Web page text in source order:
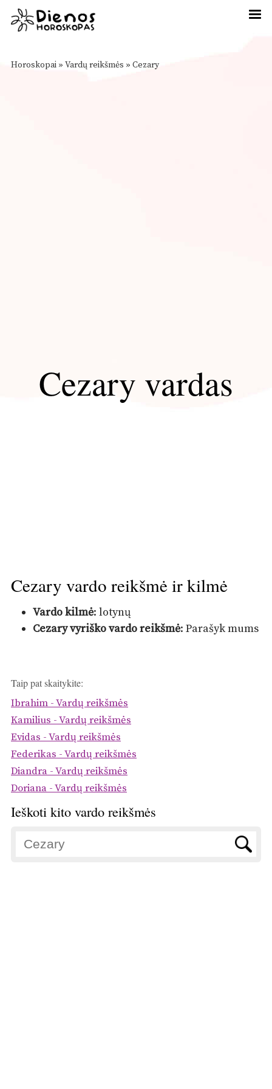
Horoskopai » Vardų reikšmės » Cezary
Cezary vardas
Cezary vardo reikšmė ir kilmė
Vardo kilmė: lotynų
Cezary vyriško vardo reikšmė: Parašyk mums
Taip pat skaitykite:
Ibrahim - Vardų reikšmės
Kamilius - Vardų reikšmės
Evidas - Vardų reikšmės
Federikas - Vardų reikšmės
Diandra - Vardų reikšmės
Doriana - Vardų reikšmės
Ieškoti kito vardo reikšmės